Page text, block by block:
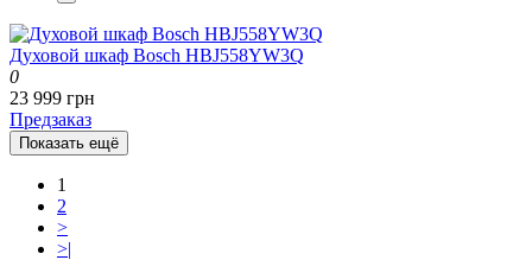
Духовой шкаф Bosch HBJ558YW3Q
0
23 999 грн
Предзаказ
Показать ещё
1
2
>
>|